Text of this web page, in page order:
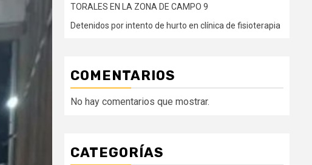
TORALES EN LA ZONA DE CAMPO 9
Detenidos por intento de hurto en clínica de fisioterapia
COMENTARIOS
No hay comentarios que mostrar.
CATEGORÍAS